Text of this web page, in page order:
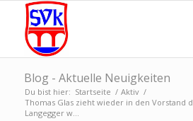
Blog - Aktuelle Neuigkeiten
Du bist hier: Startseite / Aktiv /
Thomas Glas zieht wieder in den Vorstand
Langegger w...